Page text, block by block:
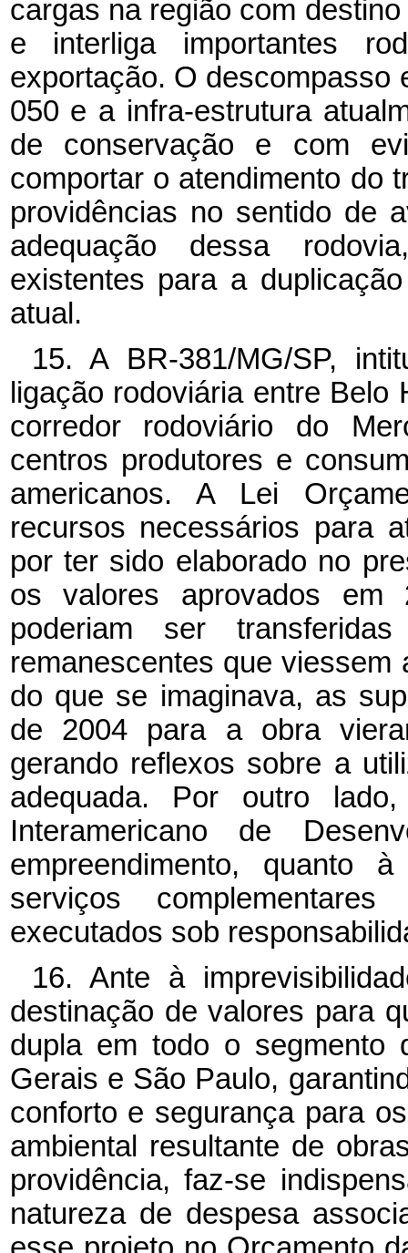
cargas na região com
e interliga importantes
exportação. O descompasso
050 e a infra-estrutura
de conservação e com
comportar o atendimento do
providências no sentido de
adequação dessa
existentes para a
atual.
15. A BR-381/MG/SP,
ligação rodoviária entre
corredor rodoviário do
centros produtores e
americanos. A Lei
recursos necessários para
por ter sido elaborado no
os valores aprovados
poderiam ser
remanescentes que
do que se imaginava, as
de 2004 para a obra
gerando reflexos sobre a
adequada. Por outro
Interamericano de
empreendimento, quanto
serviços
executados sob
16. Ante à
destinação de valores para
dupla em todo o segmento
Gerais e São Paulo,
conforto e segurança para
ambiental resultante de
providência, faz-se
natureza de despesa